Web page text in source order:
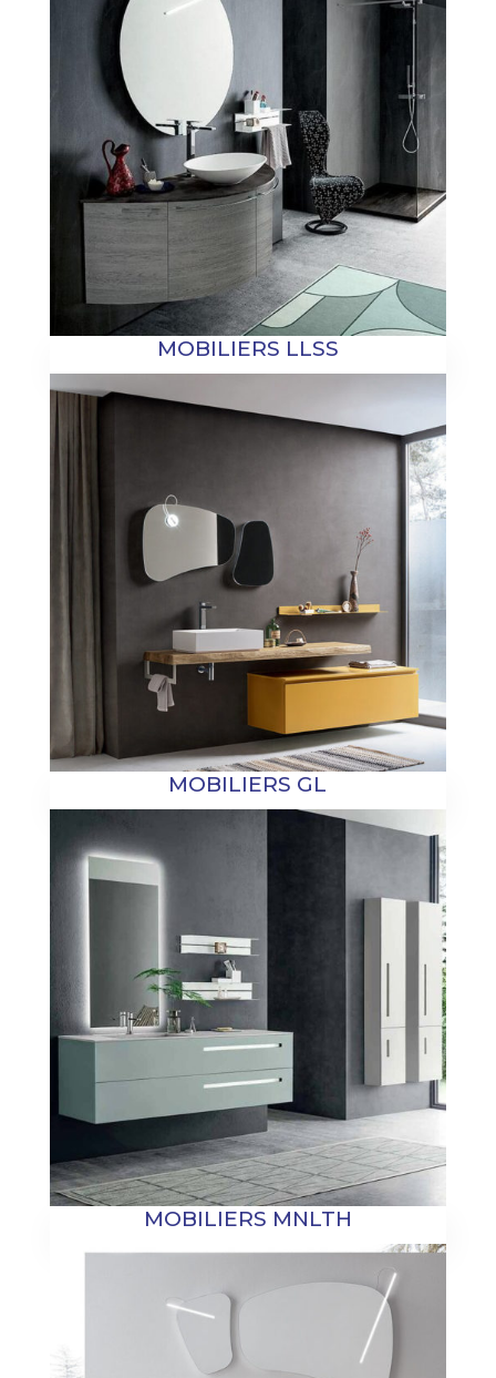
MOBILIERS LLSS
MOBILIERS GL
MOBILIERS MNLTH